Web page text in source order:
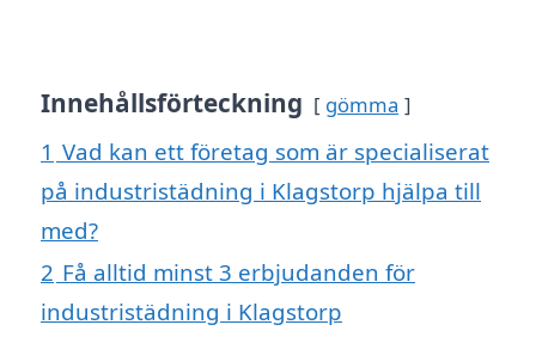
Innehållsförteckning gömma
1 Vad kan ett företag som är specialiserat
på industristädning i Klagstorp hjälpa till
med?
2 Få alltid minst 3 erbjudanden för
industristädning i Klagstorp